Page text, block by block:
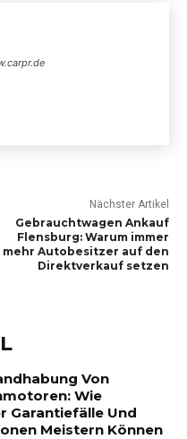
Nächster Artikel
Gebrauchtwagen Ankauf
Flensburg: Warum immer
mehr Autobesitzer auf den
Direktverkauf setzen
Von
Wie
Garantiefälle Und
Meistern Können